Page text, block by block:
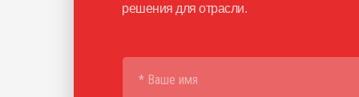
решения для отрасли.